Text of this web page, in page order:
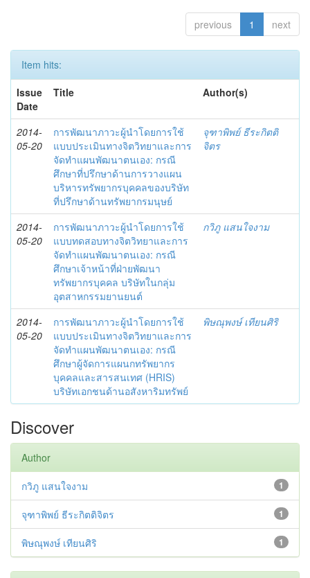
previous 1 next
Item hits:
Issue
Date
Title Author(s)
2014-
05-20
การพัฒนาภาวะผู้นำโดยการใช้
แบบประเมินทางจิตวิทยาและการ
จัดทำแผนพัฒนาตนเอง: กรณี
ศึกษาที่ปรึกษาด้านการวางแผน
บริหารทรัพยากรบุคคลของบริษัท
ที่ปรึกษาด้านทรัพยากรมนุษย์
จุฑาพิพย์ ธีระกิตติ
จิตร
2014-
05-20
การพัฒนาภาวะผู้นำโดยการใช้
แบบทดสอบทางจิตวิทยาและการ
จัดทำแผนพัฒนาตนเอง: กรณี
ศึกษาเจ้าหน้าที่ฝ่ายพัฒนา
ทรัพยากรบุคคล บริษัทในกลุ่ม
อุตสาหกรรมยานยนต์
กวิภู แสนใจงาม
2014-
05-20
การพัฒนาภาวะผู้นำโดยการใช้
แบบประเมินทางจิตวิทยาและการ
จัดทำแผนพัฒนาตนเอง: กรณี
ศึกษาผู้จัดการแผนกทรัพยากร
บุคคลและสารสนเทศ (HRIS)
บริษัทเอกชนด้านอสังหาริมทรัพย์
พิษณุพงษ์ เทียนศิริ
Discover
Author
1
กวิภู แสนใจงาม
1
จุฑาพิพย์ ธีระกิตติจิตร
1
พิษณุพงษ์ เทียนศิริ